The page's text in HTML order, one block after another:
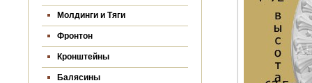
Молдинги и Тяги
Фронтон
Кронштейны
Балясины